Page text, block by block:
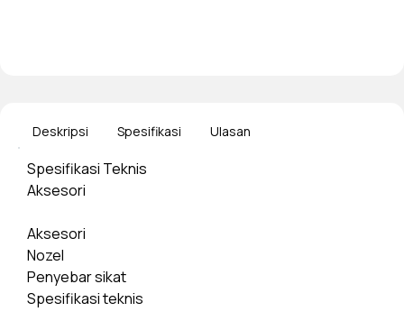
Deskripsi Spesifikasi Ulasan
Spesifikasi Teknis
Aksesori
Aksesori
Nozel
Penyebar sikat
Spesifikasi teknis